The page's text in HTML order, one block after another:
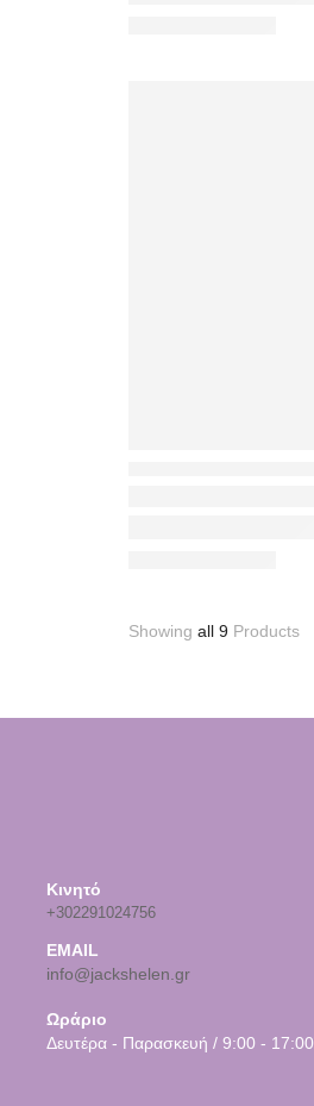
Showing all 9Products
Κινητό
+302291024756
EMAIL
info@jackshelen.gr
Ωράριο
Δευτέρα - Παρασκευή / 9:00 - 17:00